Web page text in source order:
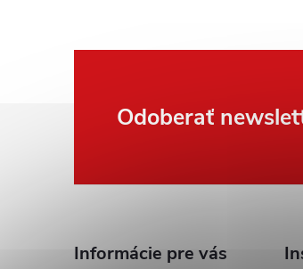
Odoberať
Informácie pre vás